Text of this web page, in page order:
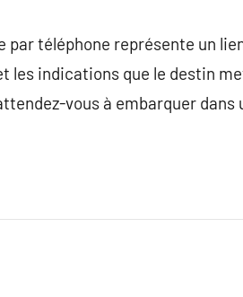
par téléphone représente un
les indications que le destin
vous à embarquer